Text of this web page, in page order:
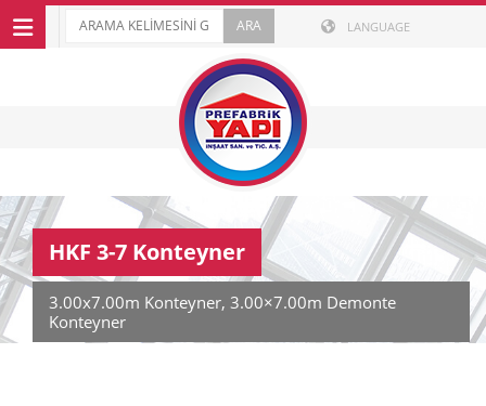
LANGUAGE
HKF 3-7 Konteyner
3.00x7.00m Konteyner, 3.00×7.00m Demonte
Konteyner